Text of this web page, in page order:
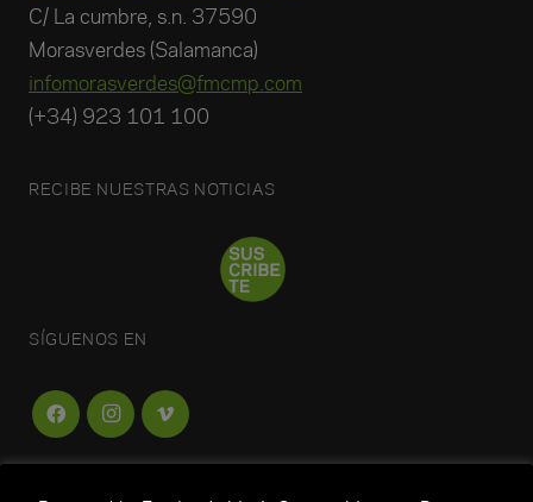
C/ La cumbre, s.n. 37590
Morasverdes (Salamanca)
infomorasverdes@fmcmp.com
(+34) 923 101 100
RECIBE NUESTRAS NOTICIAS
SÍGUENOS EN